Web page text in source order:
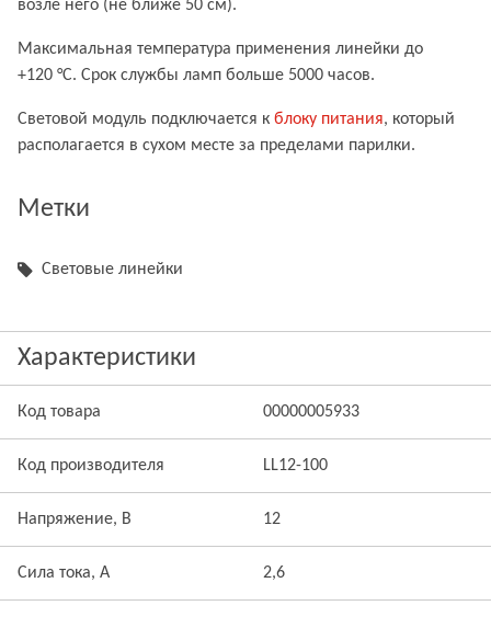
возле него (не ближе 50 см).
Максимальная температура применения линейки до
+120 °С. Срок службы ламп больше 5000 часов.
Световой модуль подключается к блоку питания, который
располагается в сухом месте за пределами парилки.
Метки
Световые линейки
Характеристики
Код товара 00000005933
Код производителя LL12-100
Напряжение, В 12
Сила тока, А 2,6